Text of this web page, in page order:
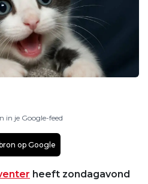
in je Google-feed
op Google
heeft zondagavond